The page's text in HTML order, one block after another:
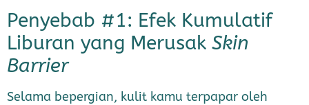
Penyebab #1: Efek Kumulatif
Liburan yang Merusak Skin
Barrier
Selama bepergian, kulit kamu terpapar oleh